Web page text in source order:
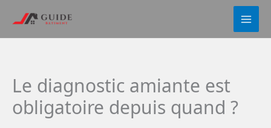
contenu
Le diagnostic amiante est
obligatoire depuis quand ?